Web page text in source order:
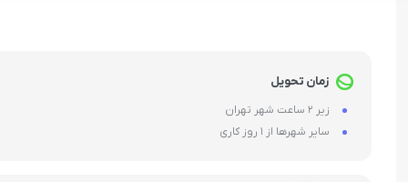
زمان تحویل
زیر 2 ساعت شهر تهران
سایر شهرها از 1 روز کاری